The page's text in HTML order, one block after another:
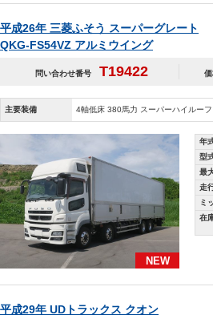
平成26年 三菱ふそう スーパーグレート
QKG-FS54VZ アルミウイング
問い合わせ番号 T19422
主要装備 4軸低床 380馬力 スーパーハイルーフ
NEW
年
型
最
走
ミ
在
平成29年 UDトラックス クオン